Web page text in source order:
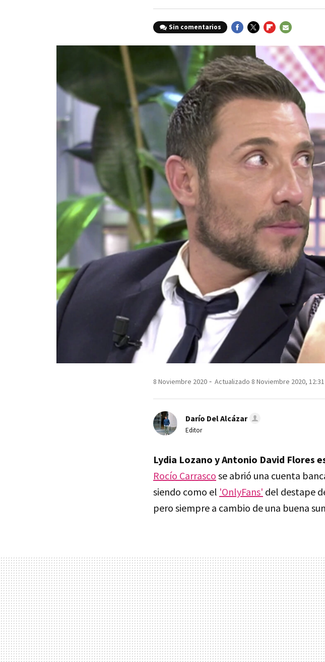
Sin comentarios
MAIL
8 Noviembre 2020 Actualizado 8 Noviembre 2020, 12:31
Darío Del Alcázar
Editor
Lydia Lozano y Antonio David Flores
Rocío Carrasco se abrió una cuenta
siendo como el 'OnlyFans' del destape
pero siempre a cambio de una buena